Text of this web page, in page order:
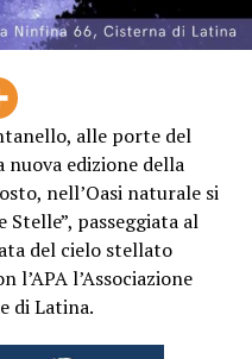
ancora una volta
con una nuova serata
presenza di
Felice Circeo. “Un
i prossimi
a unire
serate estive di San
alle porte del
nuova edizione della
nell’Oasi naturale si
passeggiata al
del cielo stellato
l’APA l’Associazione
di Latina.